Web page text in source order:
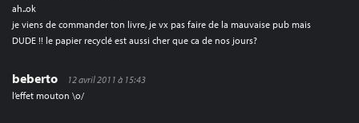
ah..ok
je viens de commander ton livre, je vx pas faire de la mauvaise pub mais
DUDE !! le papier recyclé est aussi cher que ca de nos jours?
beberto
12 avril 2011 à 15:43
l’effet mouton \o/